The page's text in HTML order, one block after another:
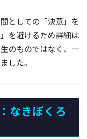
としての「決意」を
」を避けるため詳細は
のものではなく、一
した。
なきぼくろ